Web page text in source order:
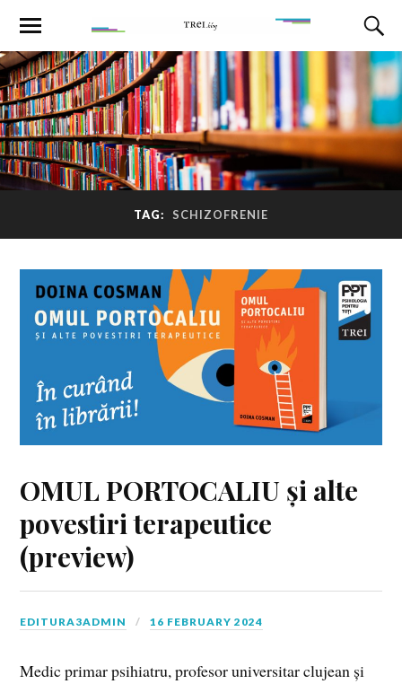
TAG: SCHIZOFRENIE
OMUL PORTOCALIU și alte
povestiri terapeutice
(preview)
EDITURA3ADMIN 16 FEBRUARY 2024
Medic primar psihiatru, profesor universitar clujean și